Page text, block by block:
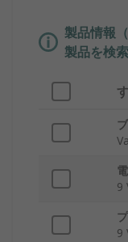
製品情報
製品を検
9
9